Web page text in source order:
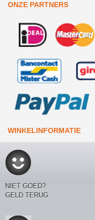
ONZE PARTNERS
WINKELINFORMATIE
NIET GOED?
GELD TERUG